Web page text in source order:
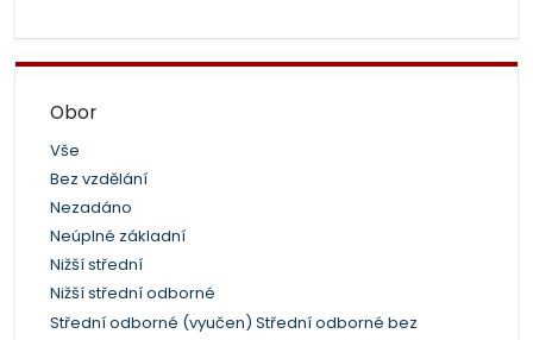
Obor
Vše
Bez vzdělání
Nezadáno
Neúplné základní
Nižší střední
Nižší střední odborné
Střední odborné (vyučen) Střední odborné bez